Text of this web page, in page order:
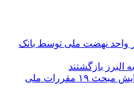
بیش از ۳۹۶ هزار واحد نهضت ملی توسط بانک
تمدید اجرای همزمان دو ویرایش مبحث ۱۹ مقررات ملی